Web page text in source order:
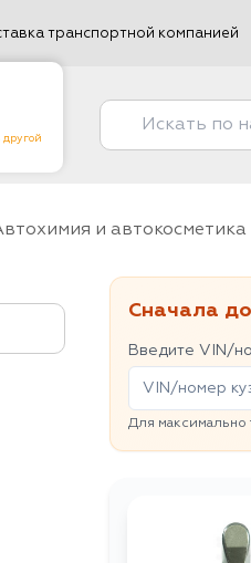
транспортной компанией
Автохимия и автокосметика
Сначала
Введите VIN/
Для максимально